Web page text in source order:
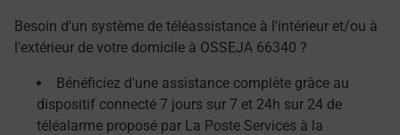
Besoin d'un système de téléassistance à l'intérieur et/ou à
l'extérieur de votre domicile à OSSEJA 66340 ?
Bénéficiez d'une assistance complète grâce au
dispositif connecté 7 jours sur 7 et 24h sur 24 de
téléalarme proposé par La Poste Services à la